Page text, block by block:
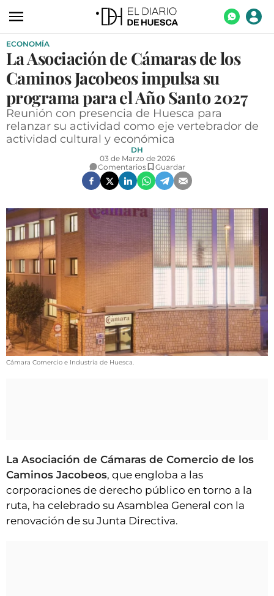
ACTUALIDAD
ECONOMÍA
TURISMO
AGROALIMENTACIÓN
SOCIEDAD
OPINIÓN
GALERÍAS
VÍDEOS
CONTACTAR
FIESTAS EN EL ALTO ARAGÓN
FIESTAS DE SAN LORENZO
AGENDA
ESQUELAS
CLUB DEL AMIGO MILITANTE
INICIAR SESIÓN
ECONOMÍA
La Asociación de Cámaras de los
Caminos Jacobeos impulsa su
programa para el Año Santo 2027
Reunión con presencia de Huesca para
relanzar su actividad como eje vertebrador de
actividad cultural y económica
DH
03 de Marzo de 2026
Comentarios
Guardar
Cámara Comercio e Industria de Huesca.
La Asociación de Cámaras de Comercio de los
Caminos Jacobeos, que engloba a las
corporaciones de derecho público en torno a la
ruta, ha celebrado su Asamblea General con la
renovación de su Junta Directiva.